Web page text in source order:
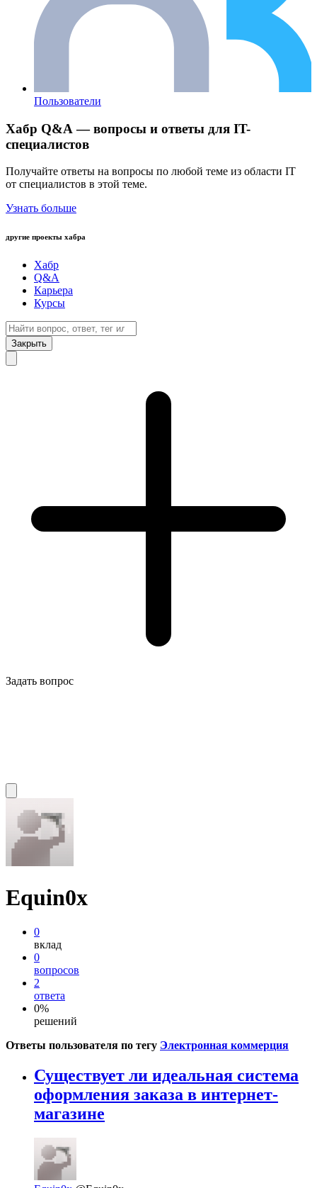
Пользователи
Хабр Q&A — вопросы и ответы для IT-
специалистов
Получайте ответы на вопросы по любой теме из области IT
от специалистов в этой теме.
Узнать больше
другие проекты хабра
Хабр
Q&A
Карьера
Курсы
Закрыть
Задать вопрос
Equin0x
0
вклад
0
вопросов
2
ответа
0%
решений
Ответы пользователя по тегу Электронная коммерция
Существует ли идеальная система
оформления заказа в интернет-
магазине